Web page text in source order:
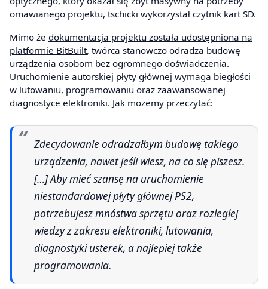
omawianego projektu, tschicki wykorzystał czytnik kart SD.
Mimo że dokumentacja projektu została udostępniona na
platformie BitBuilt, twórca stanowczo odradza budowę
urządzenia osobom bez ogromnego doświadczenia.
Uruchomienie autorskiej płyty głównej wymaga biegłości
w lutowaniu, programowaniu oraz zaawansowanej
diagnostyce elektroniki. Jak możemy przeczytać:
Zdecydowanie odradzałbym budowę takiego
urządzenia, nawet jeśli wiesz, na co się piszesz.
[…] Aby mieć szansę na uruchomienie
niestandardowej płyty głównej PS2,
potrzebujesz mnóstwa sprzętu oraz rozległej
wiedzy z zakresu elektroniki, lutowania,
diagnostyki usterek, a najlepiej także
programowania.